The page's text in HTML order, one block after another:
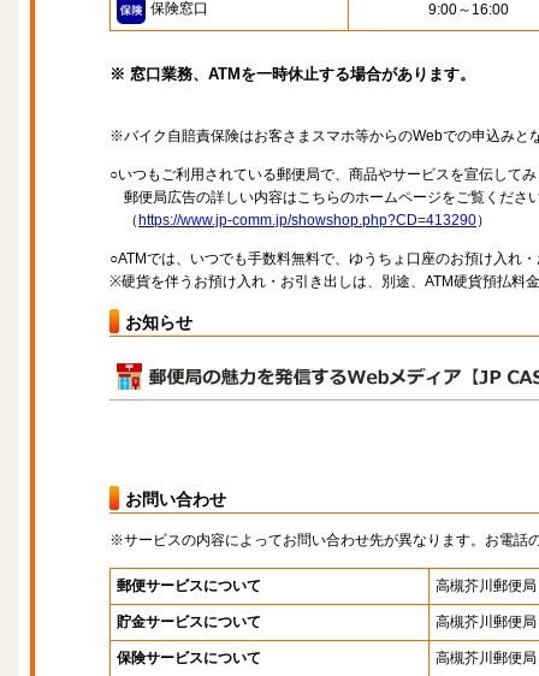
保険窓口 9:00～16:00
※ 窓口業務、ATMを一時休止する場合があります。
※バイク自賠責保険はお客さまスマホ等からのWebでの申込みと
○いつもご利用されている郵便局で、商品やサービスを宣伝して
郵便局広告の詳しい内容はこちらのホームページをご覧くださ
（ https://www.jp-comm.jp/showshop.php?CD=413290）
○ATMでは、いつでも手数料無料で、ゆうちょ口座のお預け入れ
※硬貨を伴うお預け入れ・お引き出しは、別途、ATM硬貨預払料
お知らせ
お問い合わせ
※サービスの内容によってお問い合わせ先が異なります。お電話
郵便サービスについて 高槻芥川郵便局
貯金サービスについて 高槻芥川郵便局
保険サービスについて 高槻芥川郵便局